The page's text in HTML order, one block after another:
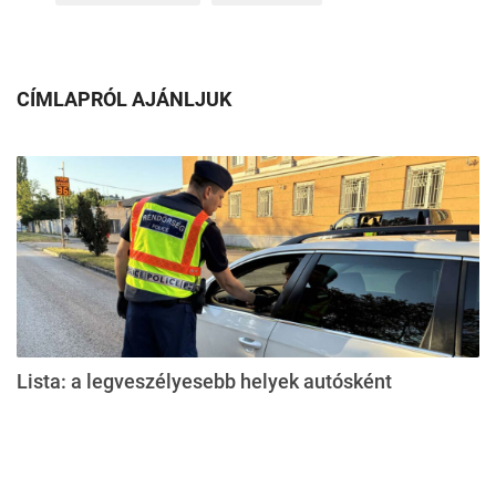
CÍMLAPRÓL AJÁNLJUK
Lista: a legveszélyesebb helyek autósként